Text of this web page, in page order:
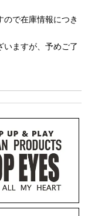
で在庫情報につき
いますが、予めご了